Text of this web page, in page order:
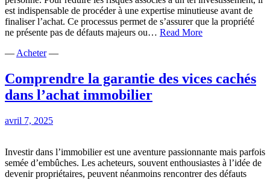
à
et
est indispensable de procéder à une expertise minutieuse avant de
finaliser l’achat. Ce processus permet de s’assurer que la propriété
ne présente pas de défauts majeurs ou… Read MoreL’importance
d’un
achat
— Acheter—
Comprendre la garantie des vices cachés
dans l’achat immobilier
avril 7, 2025
Investir dans l’immobilier est une aventure passionnante mais parfois
semée d’embûches. Les acheteurs, souvent enthousiastes à l’idée de
devenir propriétaires, peuvent néanmoins rencontrer des défauts